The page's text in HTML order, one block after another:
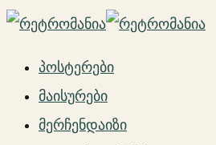
პოსტერები
მაისურები
მერჩენდაიზი